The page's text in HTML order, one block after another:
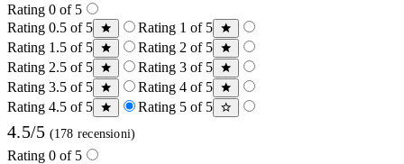
Rating 0 of 5
Rating 0.5 of 5
Rating 1 of 5
Rating 1.5 of 5
Rating 2 of 5
Rating 2.5 of 5
Rating 3 of 5
Rating 3.5 of 5
Rating 4 of 5
Rating 4.5 of 5
Rating 5 of 5
4.5/5 (178 recensioni)
Rating 0 of 5